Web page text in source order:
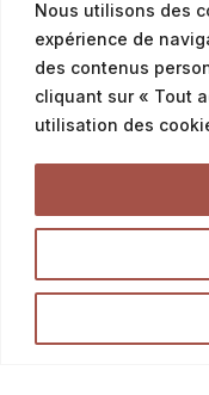
Nous utilisons des
expérience de
des contenus
cliquant sur « Tout
utilisation des
Service